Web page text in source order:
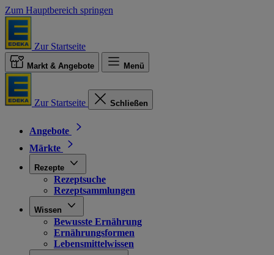
Zum Hauptbereich springen
Zur Startseite
Markt & Angebote Menü
Zur Startseite Schließen
Angebote
Märkte
Rezepte
Rezeptsuche
Rezeptsammlungen
Wissen
Bewusste Ernährung
Ernährungsformen
Lebensmittelwissen